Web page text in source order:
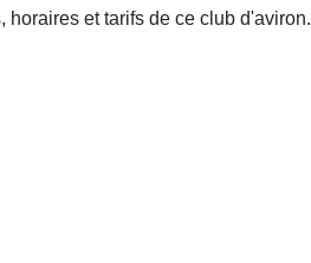
horaires et tarifs de ce club d'aviron.